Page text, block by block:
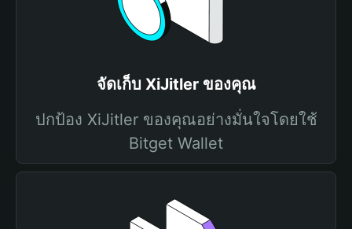
จัดเก็บ XiJitler ของคุณ
ปกป้อง XiJitler ของคุณอย่างมั่นใจโดยใช้
Bitget Wallet